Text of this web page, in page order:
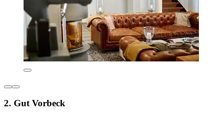
2. Gut Vorbeck